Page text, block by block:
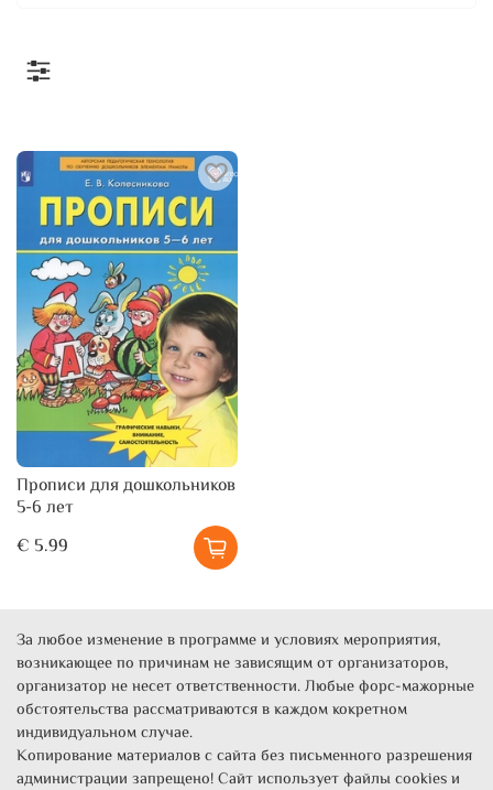
Прописи для дошкольников
5-6 лет
€ 5.99
За любое изменение в программе и условиях мероприятия,
возникающее по причинам не зависящим от организаторов,
организатор не несет ответственности. Любые форс-мажорные
обстоятельства рассматриваются в каждом кокретном
индивидуальном случае.
Копирование материалов с сайта без письменного разрешения
администрации запрещено! Сайт использует файлы cookies и